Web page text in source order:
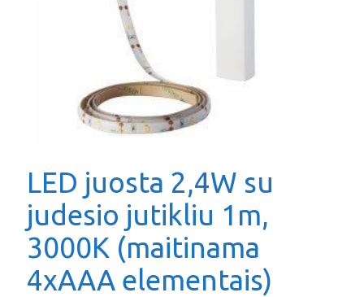
LED juosta 2,4W su
judesio jutikliu 1m,
3000K (maitinama
4xAAA elementais)